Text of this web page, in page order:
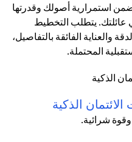
استمرارية أصولك وقدرتها
عائلتك. يتطلب التخطيط
والعناية الفائقة بالتفاصيل،
المحتملة.
الذكية
وقوة شرائية.